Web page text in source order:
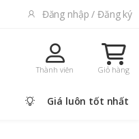
Đăng nhập / Đăng ký
Thành viên Giỏ hàng
Giá luôn tốt nhất